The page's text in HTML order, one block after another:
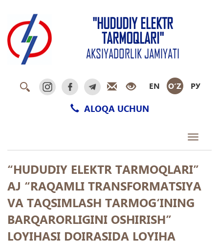
"HUDUDIY ELEKTR
TARMOQLARI"
AKSIYADORLIK JAMIYATI
EN O‘Z РУ
ALOQA UCHUN
Toggle
“HUDUDIY ELEKTR TARMOQLARI”
AJ “RAQAMLI TRANSFORMATSIYA
VA TAQSIMLASH TARMOG‘INING
BARQARORLIGINI OSHIRISH”
LOYIHASI DOIRASIDA LOYIHA